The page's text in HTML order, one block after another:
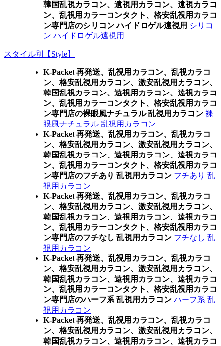
韓国乱視カラコン、遠視用カラコン、遠視カラコ
ン、乱視用カラーコンタクト、格安乱視用カラコ
ン専門店のシリコン ハイドロゲル遠視用 シリコ
ン ハイドロゲル遠視用
スタイル別【Style】
K-Packet 再発送、乱視用カラコン、乱視カラコ
ン、格安乱視用カラコン、激安乱視用カラコン、
韓国乱視カラコン、遠視用カラコン、遠視カラコ
ン、乱視用カラーコンタクト、格安乱視用カラコ
ン専門店の裸眼風ナチュラル 乱視用カラコン 裸
眼風ナチュラル 乱視用カラコン
K-Packet 再発送、乱視用カラコン、乱視カラコ
ン、格安乱視用カラコン、激安乱視用カラコン、
韓国乱視カラコン、遠視用カラコン、遠視カラコ
ン、乱視用カラーコンタクト、格安乱視用カラコ
ン専門店のフチあり 乱視用カラコン フチあり 乱
視用カラコン
K-Packet 再発送、乱視用カラコン、乱視カラコ
ン、格安乱視用カラコン、激安乱視用カラコン、
韓国乱視カラコン、遠視用カラコン、遠視カラコ
ン、乱視用カラーコンタクト、格安乱視用カラコ
ン専門店のフチなし 乱視用カラコン フチなし 乱
視用カラコン
K-Packet 再発送、乱視用カラコン、乱視カラコ
ン、格安乱視用カラコン、激安乱視用カラコン、
韓国乱視カラコン、遠視用カラコン、遠視カラコ
ン、乱視用カラーコンタクト、格安乱視用カラコ
ン専門店のハーフ系 乱視用カラコン ハーフ系 乱
視用カラコン
K-Packet 再発送、乱視用カラコン、乱視カラコ
ン、格安乱視用カラコン、激安乱視用カラコン、
韓国乱視カラコン、遠視用カラコン、遠視カラコ